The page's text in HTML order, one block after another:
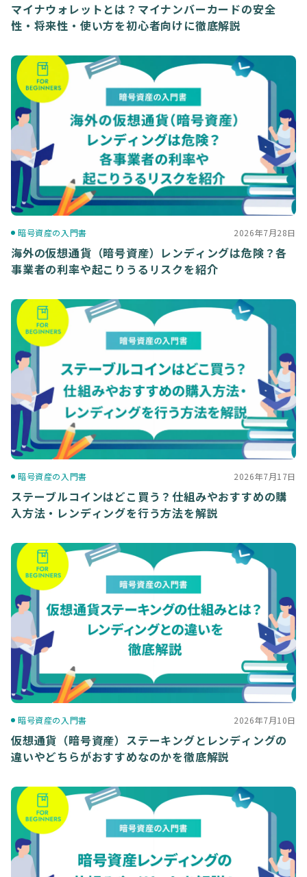
マイナウォレットとは？マイナンバーカードの安全
性・将来性・使い方を初心者向けに徹底解説
暗号資産の入門書 2026年7月28日
海外の仮想通貨（暗号資産）レンディングは危険？各
事業者の利率や起こりうるリスクを紹介
暗号資産の入門書 2026年7月17日
ステーブルコインはどこ買う？仕組みやおすすめの購
入方法・レンディングを行う方法を解説
暗号資産の入門書 2026年7月10日
仮想通貨（暗号資産）ステーキングとレンディングの
違いやどちらがおすすめなのかを徹底解説